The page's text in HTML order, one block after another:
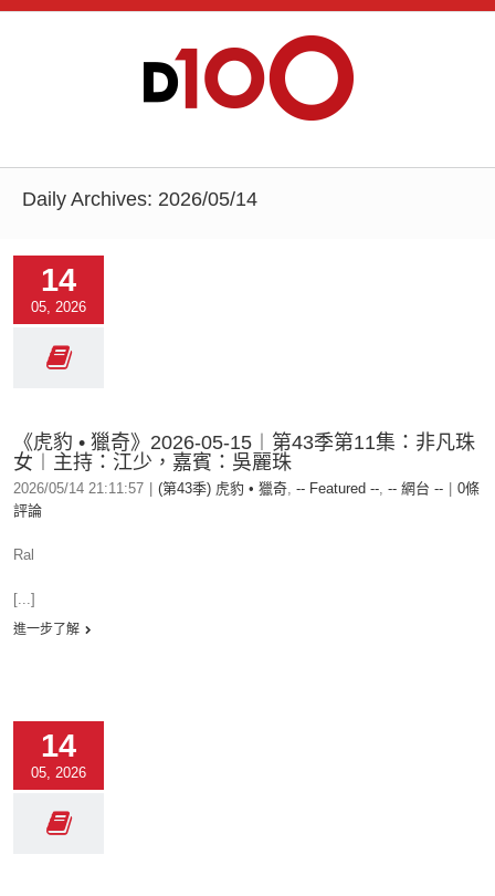
Daily Archives: 2026/05/14
14
05, 2026
《虎豹 • 獵奇》2026-05-15︱第43季第11集：非凡珠
女︱主持：江少，嘉賓：吳麗珠
2026/05/14 21:11:57 (第43季) 虎豹 • 獵奇, -- Featured --, -- 網台 --
0條
評論
Ral
[...]
進一步了解
14
05, 2026